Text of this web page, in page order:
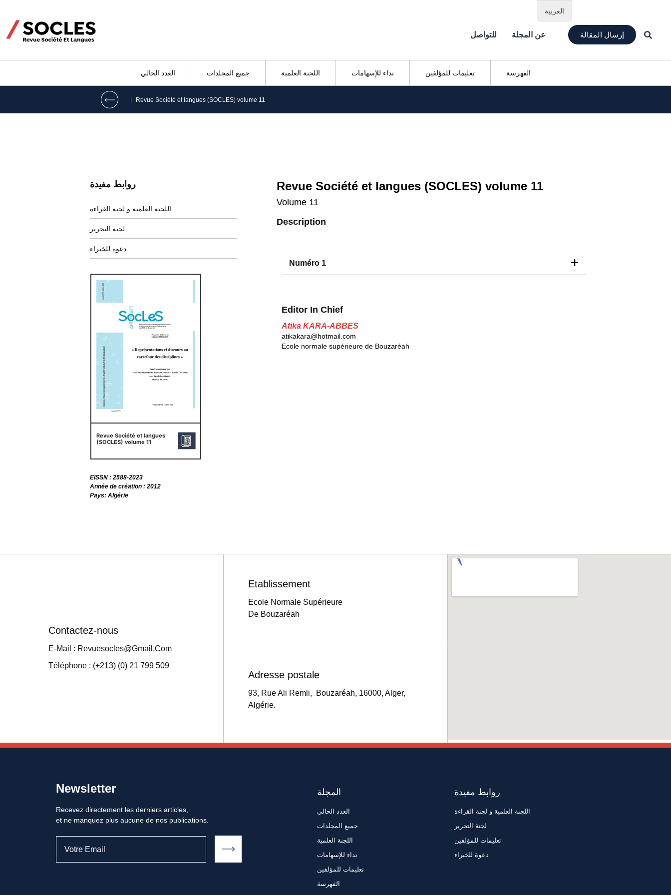
للتواصل عن المجلة إرسال المقالة
العدد الحالي جميع المجلدات اللجنة العلمية نداء للإسهامات تعليمات للمؤلفين الفهرسة
| Revue Société et langues (SOCLES) volume 11
روابط مفيدة
اللجنة العلمية و لجنة القراءة
لجنة التحرير
دعوة للخبراء
Revue Société et langues
(SOCLES) volume 11
EISSN : 2588-2023
Année de création : 2012
Pays: Algérie
Revue Société et langues (SOCLES) volume 11
Volume 11
Description
Numéro 1
Editor In Chief
Atika KARA-ABBES
atikakara@hotmail.com
Ecole normale supérieure de Bouzaréah
Contactez-nous
E-Mail : Revuesocles@gmail.com
Téléphone : (+213) (0) 21 799 509
Etablissement
Ecole Normale Supérieure
De Bouzaréah
Adresse postale
93, Rue Ali Remli, Bouzaréah, 16000, Alger,
Algérie.
Newsletter
Recevez directement les derniers articles,
et ne manquez plus aucune de nos publications.
المجلة
العدد الحالي
جميع المجلدات
اللجنة العلمية
نداء للإسهامات
تعليمات للمؤلفين
الفهرسة
روابط مفيدة
اللجنة العلمية و لجنة القراءة
لجنة التحرير
تعليمات للمؤلفين
دعوة للخبراء
العربية